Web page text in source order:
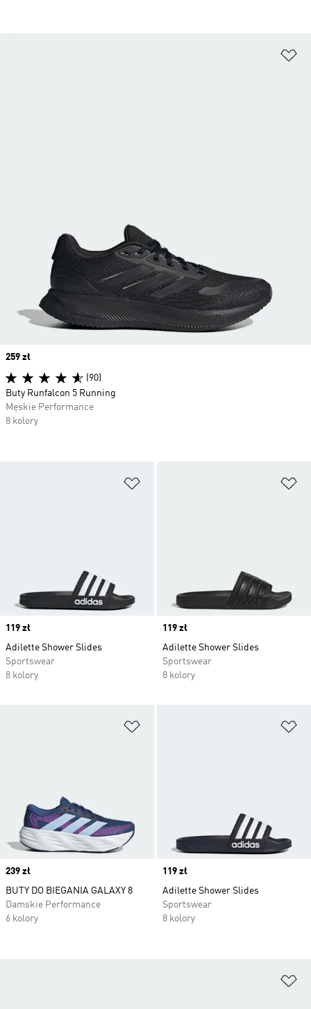
Price
119 zł
Adilette Shower Slides
Sportswear
8 kolory
Price
119 zł
Adilette Shower Slides
Sportswear
8 kolory
Price
239 zł
BUTY DO BIEGANIA GALAXY 8
Damskie Performance
6 kolory
Price
119 zł
Adilette Shower Slides
Sportswear
8 kolory
Price
259 zł
(90)
Buty Runfalcon 5 Running
Męskie Performance
8 kolory